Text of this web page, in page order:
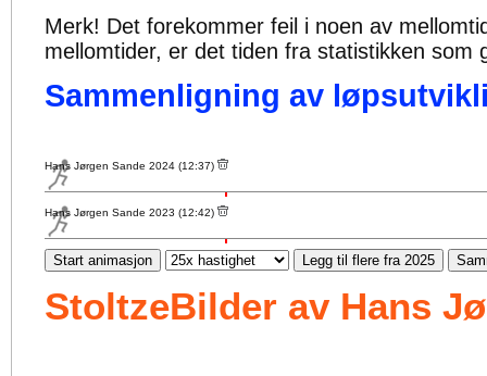
Merk! Det forekommer feil i noen av
mellomtider, er det tiden fra statistikken som
Sammenligning av
Hans Jørgen Sande 2024 (12:37)
Hans Jørgen Sande 2023 (12:42)
Start animasjon Legg til flere fra 2025
StoltzeBilder av Hans